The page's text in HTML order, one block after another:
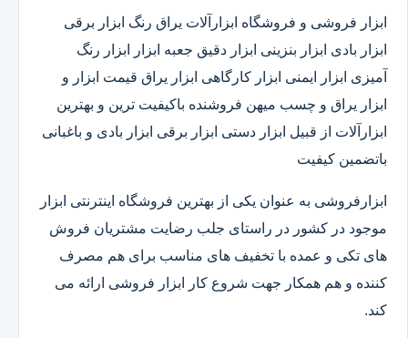
ابزار فروشی و فروشگاه ابزارآلات یراق رنگ ابزار برقی
ابزار بادی ابزار بنزینی ابزار دقیق​ جعبه ابزار ابزار رنگ
آمیزی ابزار ایمنی ابزار کارگاهی ابزار یراق قیمت ابزار و
ابزار یراق و چسب میهن فروشنده باکیفیت ترین و بهترین
ابزارآلات از قبیل ابزار دستی ابزار برقی ابزار بادی و باغبانی
باتضمین کیفیت
ابزارفروشی به عنوان یکی از بهترین فروشگاه اینترنتی ابزار
موجود در کشور در راستای جلب رضایت مشتریان فروش
های تکی و عمده با تخفیف های مناسب برای هم مصرف
کننده و هم همکار جهت شروع کار ابزار فروشی ارائه می
کند.